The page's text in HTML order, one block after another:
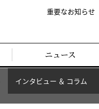
重要なお知らせ
ニュース
インタビュー ＆ コラム